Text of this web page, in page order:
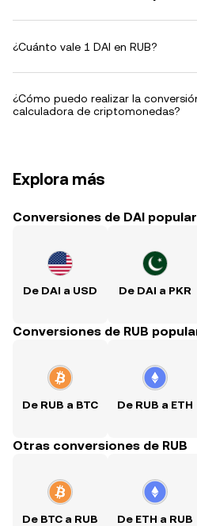
¿Cuánto vale 1 DAI en RUB?
¿Cómo puedo realizar la
calculadora de criptomonedas?
Explora más
Conversiones de DAI
De DAI a USD De DAI a PKR
Conversiones de RUB
De RUB a BTC De RUB a ETH
Otras conversiones de RUB
De BTC a RUB De ETH a RUB